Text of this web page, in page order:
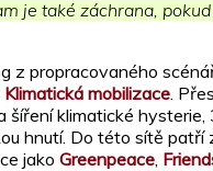
je také záchrana,
z propracovaného
Klimatická mobilizace.
klimatické
hnutí. Do této sítě
jako Greenpeace,